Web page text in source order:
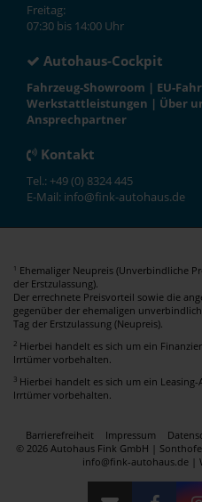
Freitag:
07:30 bis 14:00 Uhr
Autohaus-Cockpit
Fahrzeug-Showroom | EU-
Werkstattleistungen | Über
Ansprechpartner
Kontakt
Tel.: +49 (0) 8324 445
E-Mail: info@fink-autohaus.de
1 Ehemaliger Neupreis (Unverbindliche
der Erstzulassung).
Der errechnete Preisvorteil sowie die
gegenüber der ehemaligen
Tag der Erstzulassung (Neupreis).
2 Hierbei handelt es sich um ein
Irrtümer vorbehalten.
3 Hierbei handelt es sich um ein
Irrtümer vorbehalten.
Barrierefreiheit Impressum
© 2026 Autohaus Fink GmbH |
info@fink-autohaus.de |